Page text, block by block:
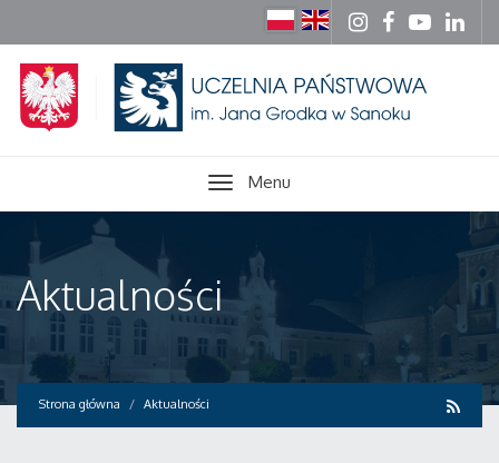
Menu
Aktualności
Strona główna Aktualności